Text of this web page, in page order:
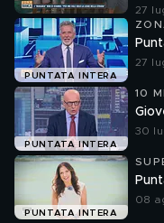
27
PUNTATA INTERA
27
PUNTATA INTERA
10
30
PUNTATA INTERA
08